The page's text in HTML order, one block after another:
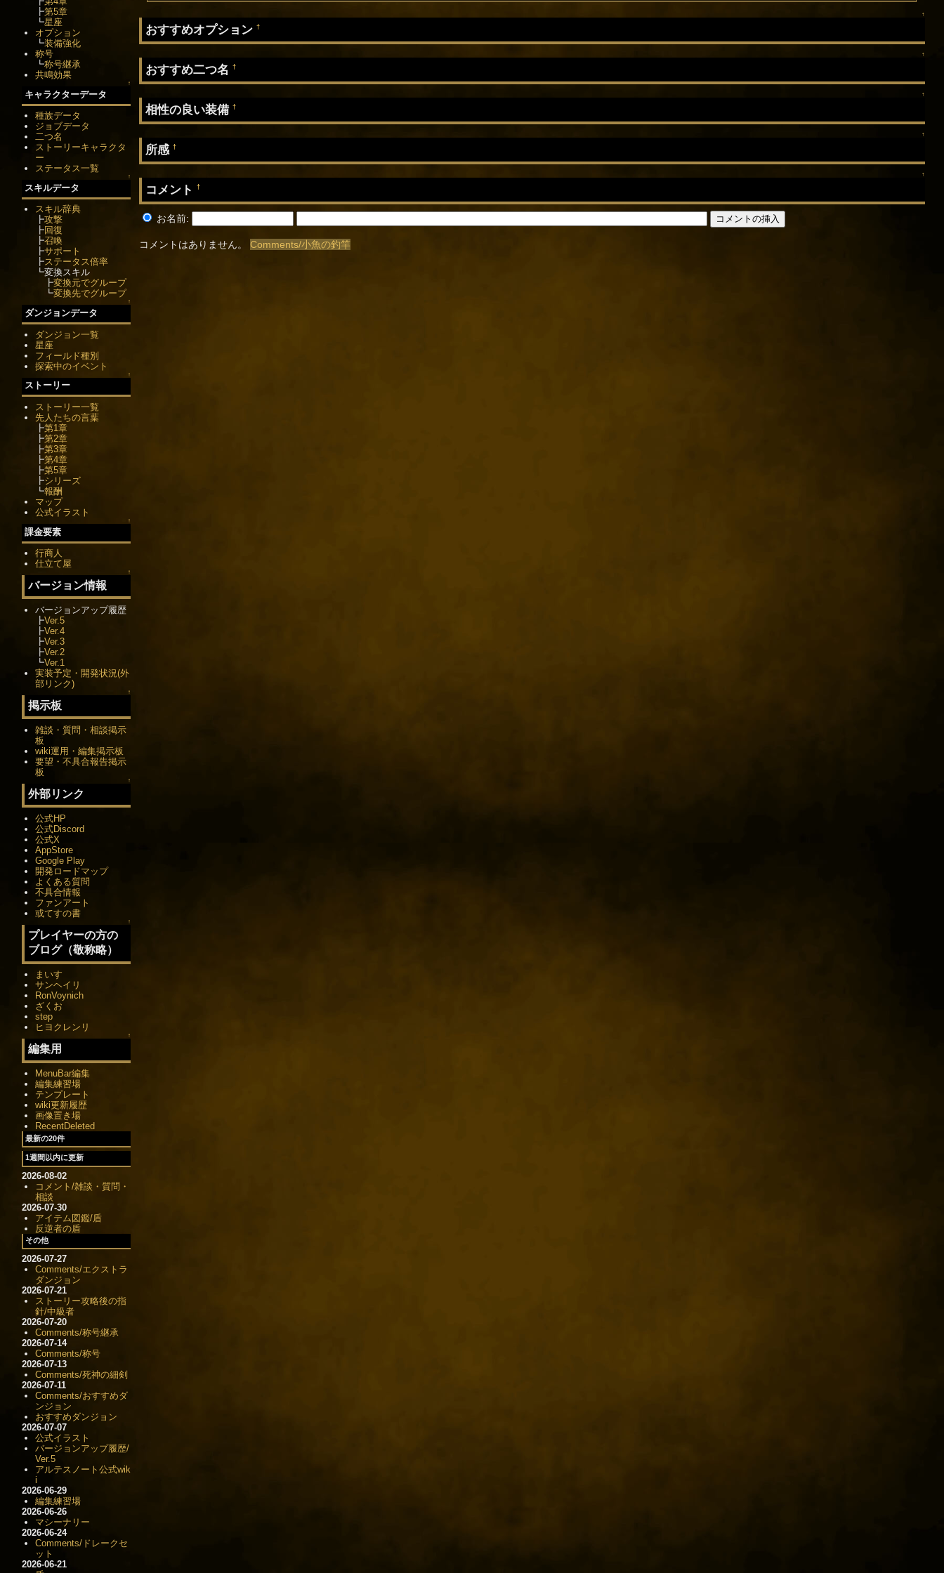
↑
おすすめオプション †
↑
おすすめ二つ名 †
↑
相性の良い装備 †
↑
所感 †
↑
コメント †
お名前:
コメントはありません。 Comments/小魚の釣竿
┣第5章
┗星座
オプション
┗装備強化
称号
┗称号継承
共鳴効果
↑
キャラクターデータ
種族データ
ジョブデータ
二つ名
ストーリーキャラクタ
ー
ステータス一覧
↑
スキルデータ
スキル辞典
┣攻撃
┣回復
┣召喚
┣サポート
┣ステータス倍率
┗変換スキル
┣変換元でグループ
┗変換先でグループ
↑
ダンジョンデータ
ダンジョン一覧
星座
フィールド種別
探索中のイベント
↑
ストーリー
ストーリー一覧
先人たちの言葉
┣第1章
┣第2章
┣第3章
┣第4章
┣第5章
┣シリーズ
┗報酬
マップ
公式イラスト
↑
課金要素
行商人
仕立て屋
↑
バージョン情報
バージョンアップ履歴
┣Ver.5
┣Ver.4
┣Ver.3
┣Ver.2
┗Ver.1
実装予定・開発状況(外
部リンク)
↑
掲示板
雑談・質問・相談掲示
板
wiki運用・編集掲示板
要望・不具合報告掲示
板
↑
外部リンク
公式HP
公式Discord
公式X
AppStore
Google Play
開発ロードマップ
よくある質問
不具合情報
ファンアート
或てすの書
↑
プレイヤーの方の
ブログ（敬称略）
まいす
サンヘイリ
RonVoynich
ざくお
step
ヒヨクレンリ
↑
編集用
MenuBar編集
編集練習場
テンプレート
wiki更新履歴
画像置き場
RecentDeleted
最新の20件
1週間以内に更新
2026-08-02
コメント/雑談・質問・
相談
2026-07-30
アイテム図鑑/盾
反逆者の盾
その他
2026-07-27
Comments/エクストラ
ダンジョン
2026-07-21
ストーリー攻略後の指
針/中級者
2026-07-20
Comments/称号継承
2026-07-14
Comments/称号
2026-07-13
Comments/死神の細剣
2026-07-11
Comments/おすすめダ
ンジョン
おすすめダンジョン
2026-07-07
公式イラスト
バージョンアップ履歴/
Ver.5
アルテスノート公式wik
i
2026-06-29
編集練習場
2026-06-26
マシーナリー
2026-06-24
Comments/ドレークセ
ット
2026-06-21